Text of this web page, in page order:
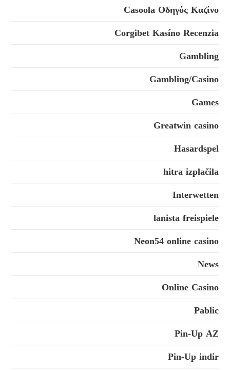
Casoola Οδηγός Καζίνο
Corgibet Kasíno Recenzia
Gambling
Gambling/Casino
Games
Greatwin casino
Hasardspel
hitra izplačila
Interwetten
lanista freispiele
Neon54 online casino
News
Online Casino
Pablic
Pin-Up AZ
Pin-Up indir